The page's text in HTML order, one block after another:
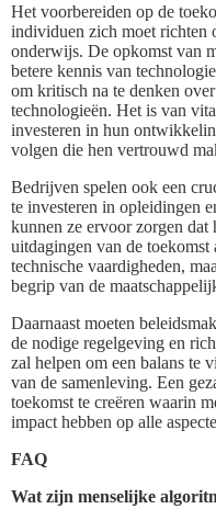
Het voorbereiden op de
individuen zich moet richten
onderwijs. De opkomst van
betere kennis van
om kritisch na te denken
technologieën. Het is van
investeren in hun
volgen die hen vertrouwd
Bedrijven spelen ook een
te investeren in opleidingen
kunnen ze ervoor zorgen dat
uitdagingen van de
technische vaardigheden,
begrip van de
Daarnaast moeten
de nodige regelgeving en
zal helpen om een balans te
van de samenleving. Een
toekomst te creëren waarin
impact hebben op alle
FAQ
Wat zijn menselijke